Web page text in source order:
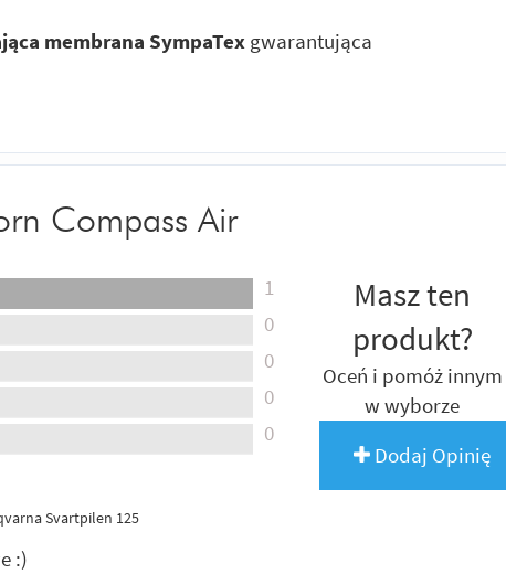
membrana SympaTex gwarantująca
Compass Air
1
0
0
0
0
Masz ten
produkt?
Oceń i pomóż innym
w wyborze
Dodaj Opinię
Svartpilen 125
:)